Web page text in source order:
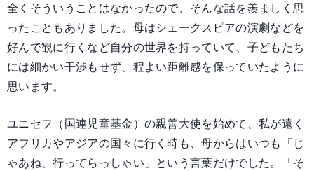
全くそういうことはなかったので、そんな話を羨ましく思
ったこともありました。母はシェークスピアの演劇などを
好んで観に行くなど自分の世界を持っていて、子どもたち
には細かい干渉もせず、程よい距離感を保っていたように
思います。
ユニセフ（国連児童基金）の親善大使を始めて、私が遠く
アフリカやアジアの国々に行く時も、母からはいつも「じ
ゃあね、行ってらっしゃい」という言葉だけでした。「そ